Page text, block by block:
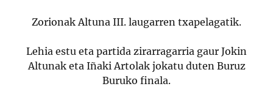
Zorionak Altuna III. laugarren txapelagatik.
Lehia estu eta partida zirarragarria gaur Jokin
Altunak eta Iñaki Artolak jokatu duten Buruz
Buruko finala.